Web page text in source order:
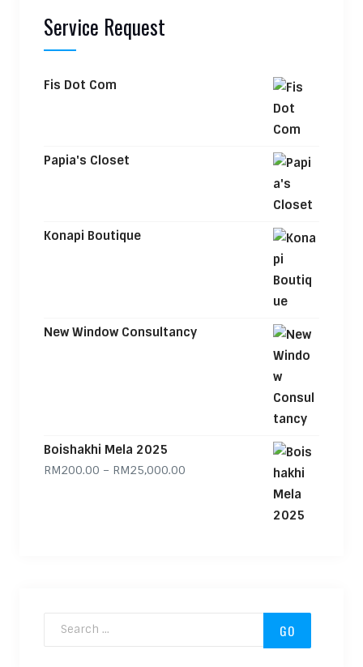
Service Request
Fis Dot Com
Papia's Closet
Konapi Boutique
New Window Consultancy
Boishakhi Mela 2025
RM200.00 – RM25,000.00Price range: RM200.00 through